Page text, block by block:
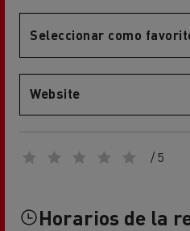
Seleccionar como
Website
/ 5
Horarios de la